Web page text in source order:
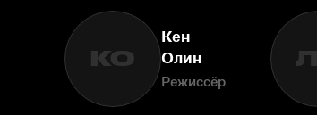
КО
Кен
Олин
Режиссёр